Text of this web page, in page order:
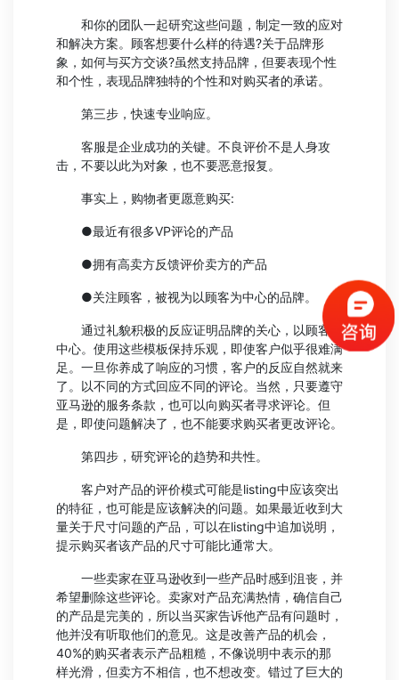
和你的团队一起研究这些问题，制定一致的应对
和解决方案。顾客想要什么样的待遇?关于品牌形
象，如何与买方交谈?虽然支持品牌，但要表现个性
和个性，表现品牌独特的个性和对购买者的承诺。
第三步，快速专业响应。
客服是企业成功的关键。不良评价不是人身攻
击，不要以此为对象，也不要恶意报复。
事实上，购物者更愿意购买:
●最近有很多VP评论的产品
●拥有高卖方反馈评价卖方的产品
●关注顾客，被视为以顾客为中心的品牌。
通过礼貌积极的反应证明品牌的关心，以顾客为
中心。使用这些模板保持乐观，即使客户似乎很难满
足。一旦你养成了响应的习惯，客户的反应自然就来
了。以不同的方式回应不同的评论。当然，只要遵守
亚马逊的服务条款，也可以向购买者寻求评论。但
是，即使问题解决了，也不能要求购买者更改评论。
第四步，研究评论的趋势和共性。
客户对产品的评价模式可能是listing中应该突出
的特征，也可能是应该解决的问题。如果最近收到大
量关于尺寸问题的产品，可以在listing中追加说明，
提示购买者该产品的尺寸可能比通常大。
一些卖家在亚马逊收到一些产品时感到沮丧，并
希望删除这些评论。卖家对产品充满热情，确信自己
的产品是完美的，所以当买家告诉他产品有问题时，
他并没有听取他们的意见。这是改善产品的机会，
40%的购买者表示产品粗糙，不像说明中表示的那
样光滑，但卖方不相信，也不想改变。错过了巨大的